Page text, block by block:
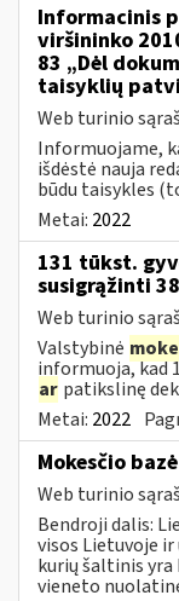
Informacinis
viršininko
83 „Dėl
taisyklių
Web turinio
Informuojame,
išdėstė nauja
būdu taisykles
Metai: 2022
131 tūkst.
susigrąžinti
Web turinio
Valstybinė
informuoja, kad
ar patikslinę
Metai: 2022
Mokesčio
Web turinio
Bendroji dalis:
visos Lietuvoje
kurių šaltinis yra
vieneto